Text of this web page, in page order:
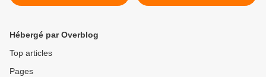
Cherche Midi)
Hébergé par Overblog
Top articles
Pages